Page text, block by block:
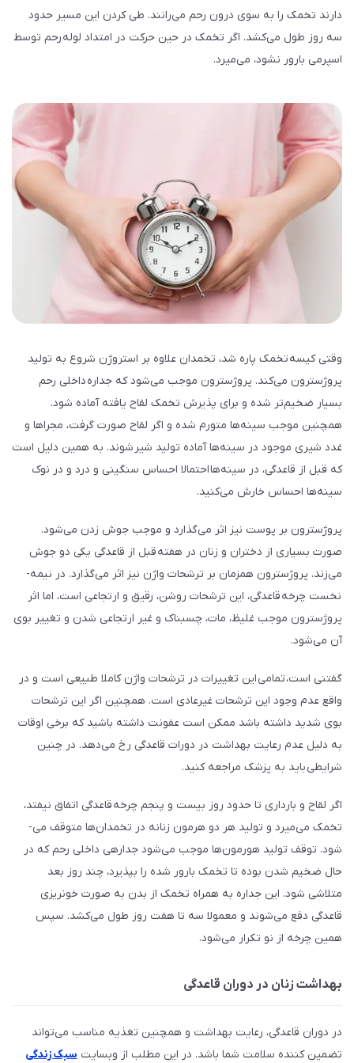
دارند تخمک را به سوی درون رحم می‌­رانند. طی کردن این مسیر حدود
سه روز طول می‌­کشد. اگر تخمک در حین حرکت در امتداد لوله­ رحم توسط
اسپرمی بارور نشود، می‌­میرد.
وقتی کیسه­ تخمک پاره شد، تخمدان علاوه بر استروژن شروع به تولید
پروژسترون می­‌کند. پروژسترون موجب می­‌شود که جداره­ داخلی رحم
بسیار ضخیم‌­تر شده و برای پذیرش تخمک لقاح یافته آماده شود.
همچنین موجب سینه­‌ها متورم شده و اگر لقاح صورت گرفت، مجراها و
غدد شیری موجود در سینه‌­ها آماده­ تولید شیر شوند. به همین دلیل است
که قبل از قاعدگی، در سینه‌­ها احتمالا احساس سنگینی و درد و در نوک
سینه‌­ها احساس خارش می­‌کنید.
پروژسترون بر پوست نیز اثر می‌گذارد و موجب جوش زدن می‌­شود.
صورت بسیاری از دختران و زنان در هفته­ قبل از قاعدگی یکی دو جوش
می‌زند. پروژسترون همزمان بر ترشحات واژن نیز اثر می­‌گذارد. در نیمه­
نخست چرخه­ قاعدگی، این ترشحات روشن، رقیق و ارتجاعی است، اما اثر
پروژسترون موجب غلیظ، مات، چسبناک و غیر ارتجاعی شدن و تغییر بوی
آن می‌شود.
گفتنی است، تمامی این تغییرات در ترشحات واژن کاملا طبیعی است و در
واقع عدم وجود این ترشحات غیرعادی است. همچنین اگر این ترشحات
بوی شدید داشته باشد ممکن است عفونت داشته باشید که برخی اوقات
به دلیل عدم رعایت بهداشت در دورات قاعدگی رخ می‌دهد. در چنین
شرایطی باید به پزشک مراجعه کنید.
اگر لقاح و بارداری تا حدود روز بیست و پنجم چرخه­ قاعدگی اتفاق نیفتد،
تخمک می­‌میرد و تولید هر دو هرمون زنانه در تخمدان­‌ها متوقف می‌­
شود. توقف تولید هورمون­‌ها موجب می­‌شود جدارهی داخلی رحم که در
حال ضخیم شدن بوده تا تخمک بارور شده را بپذیرد، چند روز بعد
متلاشی شود. این جداره به همراه تخمک از بدن به صورت خونریزی
قاعدگی دفع می‌شوند و معمولا سه تا هفت روز طول می­‌کشد. سپس
همین چرخه از نو تکرار می‌­شود.
بهداشت زنان در دوران قاعدگی
در دوران قاعدگی، رعایت بهداشت و همچنین تغذیه مناسب می‌تواند
تضمین کننده سلامت شما باشد. در این مطلب از وبسایت سبک زندگی